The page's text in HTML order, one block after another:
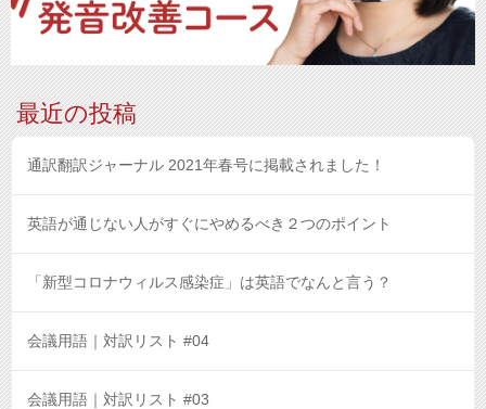
最近の投稿
通訳翻訳ジャーナル 2021年春号に掲載されました！
英語が通じない人がすぐにやめるべき２つのポイント
「新型コロナウィルス感染症」は英語でなんと言う？
会議用語｜対訳リスト #04
会議用語｜対訳リスト #03